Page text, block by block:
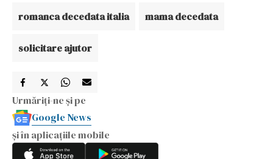
romanca decedata italia mama decedata
solicitare ajutor
Urmăriți-ne și pe
Google News
și în aplicațiile mobile